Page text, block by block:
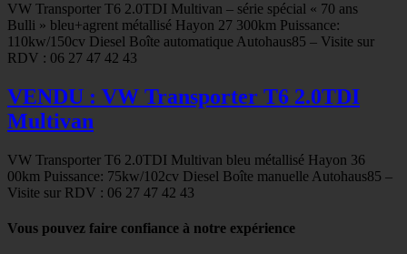
VW Transporter T6 2.0TDI Multivan – série spécial « 70 ans
Bulli » bleu+agrent métallisé Hayon 27 300km Puissance:
110kw/150cv Diesel Boîte automatique Autohaus85 – Visite sur
RDV : 06 27 47 42 43
VENDU : VW Transporter T6 2.0TDI
Multivan
VW Transporter T6 2.0TDI Multivan bleu métallisé Hayon 36
00km Puissance: 75kw/102cv Diesel Boîte manuelle Autohaus85 –
Visite sur RDV : 06 27 47 42 43
Vous pouvez faire confiance à notre expérience